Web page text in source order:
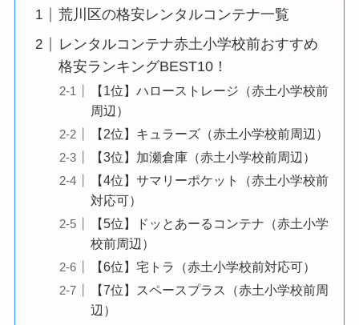
荒川区の格安レンタルコンテナ一覧
レンタルコンテナ赤土小学校前おすすめ
格安ランキングBEST10！
【1位】ハローストレージ（赤土小学校前
周辺）
【2位】キュラーズ（赤土小学校前周辺）
【3位】加瀬倉庫（赤土小学校前周辺）
【4位】サマリーポケット（赤土小学校前
対応可）
【5位】ドッとあーるコンテナ（赤土小学
校前周辺）
【6位】宅トラ（赤土小学校前対応可）
【7位】スペースプラス（赤土小学校前周
辺）